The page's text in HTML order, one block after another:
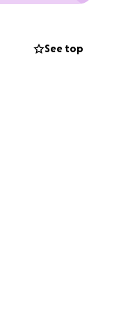
See top